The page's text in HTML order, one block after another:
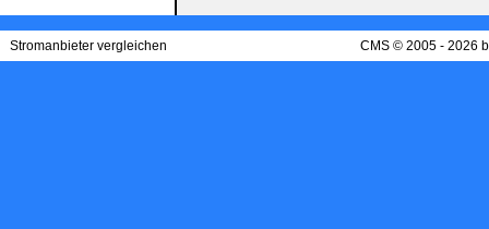
Stromanbieter vergleichen CMS © 2005 - 2026